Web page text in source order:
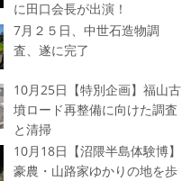
に田口会長が出演！
7月２５日、中世石造物調
査、遂に完了
10月25日【特別企画】福山古
墳ロード再整備に向けた調査
と清掃
10月18日【沼隈半島体験博】
豪農・山路家ゆかりの地を歩